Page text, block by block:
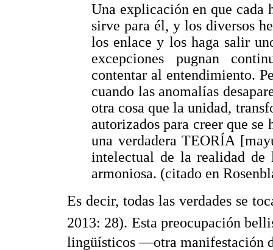
Una explicación en que cada
sirve para él, y los diversos
los enlace y los haga salir
excepciones pugnan
contentar al entendimiento.
cuando las anomalías
otra cosa que la unidad,
autorizados para creer que se
una verdadera TEORÍA
intelectual de la realidad de
armoniosa. (citado en
Es decir, todas las verdades se
2013: 28). Esta preocupación
lingüísticos ―otra manifestación